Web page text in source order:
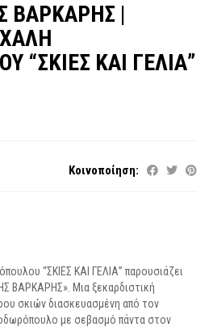
ΒΑΡΚΑΡΗΣ |
“ΣΚΙΕΣ ΚΑΙ ΓΕΛΙΑ”
Κοινοποίηση:
“ΣΚΙΕΣ ΚΑΙ ΓΕΛΙΑ” παρουσιάζει
ΒΑΡΚΑΡΗΣ». Μια ξεκαρδιστική
σκιών διασκευασμένη από τον
με σεβασμό πάντα στον